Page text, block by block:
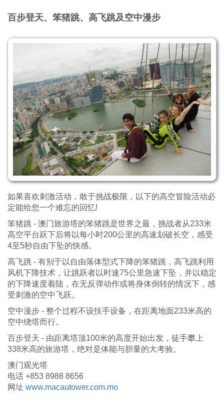
百步登天、笨猪跳、高飞跳及空中漫步
如果喜欢刺激活动，敢于挑战极限，以下的高空冒险活动必
定能给您一个难忘的回忆!
笨猪跳 - 澳门旅游塔的笨猪跳是世界之最，挑战者从233米
高空平台跃下后将以每小时200公里的高速划破长空，感受
4至5秒自由下坠的快感。
高飞跳 - 有别于以自由落体型式下降的笨猪跳，高飞跳利用
风机下降技术，让跳跃者以时速75公里急速下坠，并以稳定
的下降速度着陆，在无反弹动作或将身体倒转的情况下，感
受刺激的空中飞跃。
空中漫步 - 整个过程不设扶手设备，在距离地面233米高的
空中绕塔而行。
百步登天 - 由距离塔顶100米的高度开始出发，徒手攀上
338米高的旅游塔，绝对是体能与胆量的大考验。
澳门观光塔
电话 +853 8988 8656
网址 www.macautower.com.mo